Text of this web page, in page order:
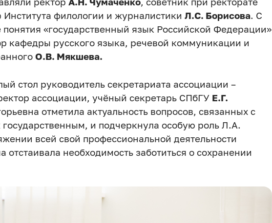
Института филологии и журналистики Л.С. Борисова. С
«государственный язык Российской Федерации»
кафедры русского языка, речевой коммуникации и
О.В. Мякшева.
стол руководитель секретариата ассоциации –
ассоциации, учёный секретарь СПбГУ Е.Г.
отметила актуальность вопросов, связанных с
и подчеркнула особую роль Л.А.
всей свой профессиональной деятельности
необходимость заботиться о сохранении